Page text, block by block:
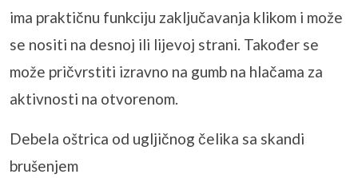
ima praktičnu funkciju zaključavanja klikom i može
se nositi na desnoj ili lijevoj strani. Također se
može pričvrstiti izravno na gumb na hlačama za
aktivnosti na otvorenom.
Debela oštrica od ugljičnog čelika sa skandi
brušenjem